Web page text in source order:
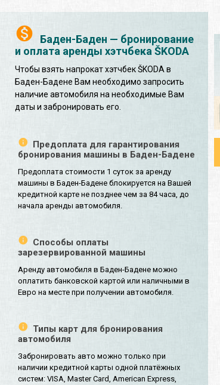
Баден-Баден — бронирование
и оплата аренды хэтчбека ŠKODA
Чтобы взять напрокат хэтчбек ŠKODA в
Баден-Бадене Вам необходимо запросить
наличие автомобиля на необходимые Вам
даты и забронировать его.
Предоплата для гарантирования
бронирования машины в Баден-Бадене
Предоплата стоимости 1 суток за аренду
машины в Баден-Бадене блокируется на Вашей
кредитной карте не позднее чем за 84 часа, до
начала аренды автомобиля.
Способы оплаты
зарезервированной машины
Аренду автомобиля в Баден-Бадене можно
оплатить банковской картой или наличными в
Евро на месте при получении автомобиля.
Типы карт для бронирования
автомобиля
Забронировать авто можно только при
наличии кредитной карты одной платёжных
систем: VISA, Master Card, American Express,